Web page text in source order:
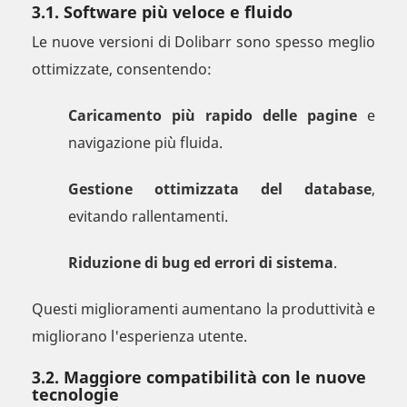
3.1. Software più veloce e fluido
Le nuove versioni di Dolibarr sono spesso meglio
ottimizzate, consentendo:
Caricamento più rapido delle pagine e
navigazione più fluida.
Gestione ottimizzata del database,
evitando rallentamenti.
Riduzione di bug ed errori di sistema.
Questi miglioramenti aumentano la produttività e
migliorano l'esperienza utente.
3.2. Maggiore compatibilità con le nuove
tecnologie